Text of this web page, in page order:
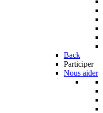
Back
Participer
Nous aider